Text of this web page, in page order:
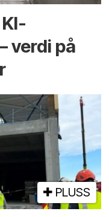
verdi på
PLUSS